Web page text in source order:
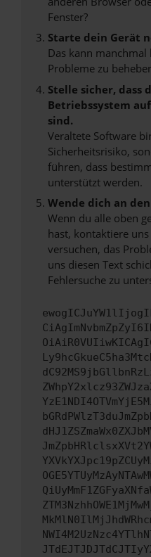
Fenster?
Starte dein Gerät
Das kann
Probleme zu
Stelle sicher, dass
Betriebssystem
sind.
Veraltete Software
Sicherheitsrisiko,
führen, dass
unterstützt werden.
Wende dich an
Wenn du alle oben
hast, kontaktiere
versuchen, das
uns diesen Text
Fehlersuche zu